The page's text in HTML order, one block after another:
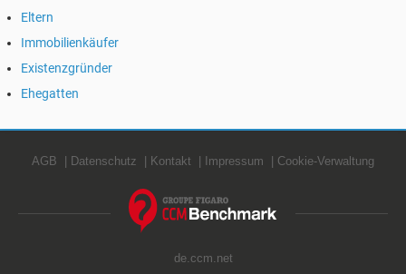
Eltern
Immobilienkäufer
Existenzgründer
Ehegatten
AGB Datenschutz Kontakt Impressum Cookie-Verwaltung
de.ccm.net